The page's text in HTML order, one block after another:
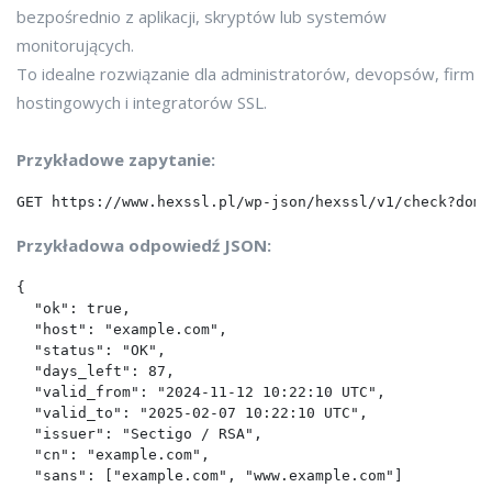
bezpośrednio z aplikacji, skryptów lub systemów
monitorujących.
To idealne rozwiązanie dla administratorów, devopsów, firm
hostingowych i integratorów SSL.
Przykładowe zapytanie:
Przykładowa odpowiedź JSON:
{
  "ok": true,
  "host": "example.com",
  "status": "OK",
  "days_left": 87,
  "valid_from": "2024-11-12 10:22:10 UTC",
  "valid_to": "2025-02-07 10:22:10 UTC",
  "issuer": "Sectigo / RSA",
  "cn": "example.com",
  "sans": ["example.com", "www.example.com"]